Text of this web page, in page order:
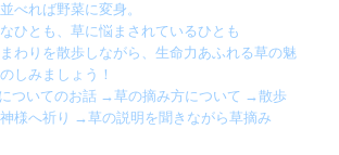
べれば野菜に変身。
ひとも、草に悩まされているひとも
わりを散歩しながら、生命力あふれる草の魅
しみましょう！
ついてのお話 →草の摘み方について →散歩
様へ祈り →草の説明を聞きながら草摘み